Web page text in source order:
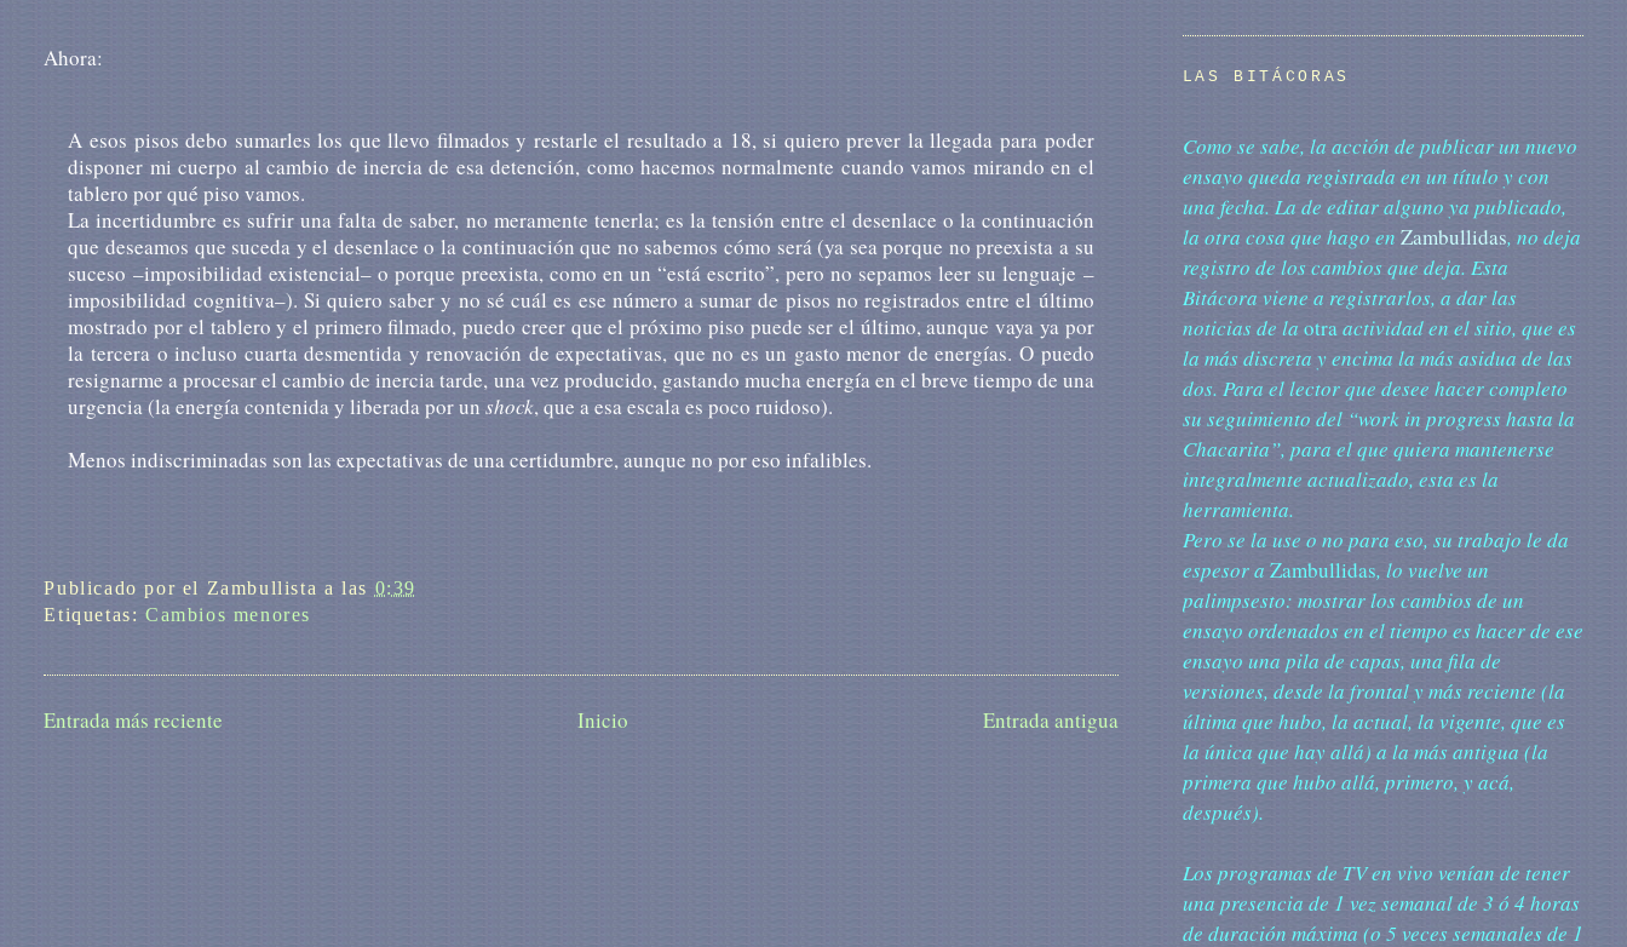
Ahora:
A esos pisos debo sumar­les los que llevo filma­dos y restarle el resul­ta­do a 18, si quiero prever la llegada para poder
disponer mi cuerpo al cambio de inercia de esa deten­ción, como hacemos normal­men­te cuando vamos miran­do en el
tablero por qué piso vamos.
La incer­ti­dum­bre es sufrir una falta de saber, no meramente tenerla; es la tensión entre el desen­la­ce o la conti­nua­ción
que desea­mos que suceda y el desenla­ce o la conti­nua­ción que no sabemos cómo será (ya sea porque no preexis­ta a su
suce­so –imposi­bi­li­dad exis­ten­cial– o porque preexis­ta, como en un “está escrito”, pero no sepa­mos leer su lengua­je –
imposi­bi­li­dad cogni­ti­va–). Si quiero saber y no sé cuál es ese número a sumar de pisos no regis­tra­dos entre el último
mos­tra­do por el tablero y el primero filmado, puedo creer que el próxi­mo piso puede ser el úl­timo, aunque vaya ya por
la tercera o incluso cuarta des­men­ti­da y renova­ción de expecta­ti­vas, que no es un gasto menor de energías. O puedo
resig­nar­me a proce­sar el cambio de inercia tarde, una vez produ­ci­do, gas­tan­do mucha ener­gía en el breve tiempo de una
urgen­cia (la energía contenida y liberada por unshock, que a esa escala es poco ruidoso).
Menos indiscriminadas son las expec­ta­ti­vas de una certi­dum­bre, aunque no por eso infali­bles.
Publicado por el Zambullista a las 0:39
Etiquetas:Cambios menores
Entrada más reciente Entrada antigua
Inicio
LAS BITÁCORAS
Como se sabe, la acción de publicar un nuevo
ensayo queda registrada en un título y con
una fecha. La de editar alguno ya publicado,
la otra cosa que hago en Zambullidas, no deja
registro de los cambios que deja. Esta
Bitácora viene a registrarlos, a dar las
noticias de la otraactividad en el sitio, que es
la más discreta y encima la más asidua de las
dos. Para el lector que desee hacer completo
su seguimiento del “work in progress hasta la
Chacarita”, para el que quiera mantenerse
integralmente actualizado, esta es la
herramienta.
Pero se la use o no para eso, su trabajo le da
espesor a Zambullidas, lo vuelve un
palimpsesto: mostrar los cambios de un
ensayo ordenados en el tiempo es hacer de ese
ensayo una pila de capas, una fila de
versiones, desde la frontal y más reciente (la
última que hubo, la actual, la vigente, que es
la única que hay allá) a la más antigua (la
primera que hubo allá, primero, y acá,
después).
Los programas de TV en vivo venían de tener
una presencia de 1 vez semanal de 3 ó 4 horas
de duración máxima (o 5 veces semanales de 1